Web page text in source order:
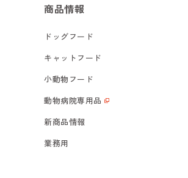
商品情報
ドッグフード
キャットフード
小動物フード
動物病院専用品
新商品情報
業務用